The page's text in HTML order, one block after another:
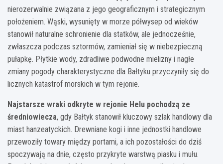
nierozerwalnie związana z jego geograficznym i strategicznym
położeniem. Wąski, wysunięty w morze półwysep od wieków
stanowił naturalne schronienie dla statków, ale jednocześnie,
zwłaszcza podczas sztormów, zamieniał się w niebezpieczną
pułapkę. Płytkie wody, zdradliwe podwodne mielizny i nagłe
zmiany pogody charakterystyczne dla Bałtyku przyczyniły się do
licznych katastrof morskich w tym rejonie.
Najstarsze wraki odkryte w rejonie Helu pochodzą ze
średniowiecza, gdy Bałtyk stanowił kluczowy szlak handlowy dla
miast hanzeatyckich. Drewniane kogi i inne jednostki handlowe
przewoziły towary między portami, a ich pozostałości do dziś
spoczywają na dnie, często przykryte warstwą piasku i mułu.